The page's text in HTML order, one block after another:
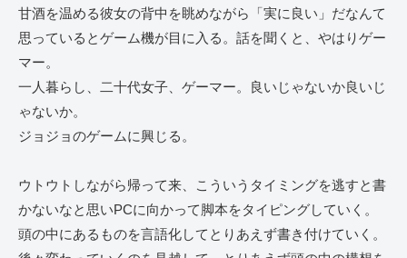
甘酒を温める彼女の背中を眺めながら「実に良い」だなんて
思っているとゲーム機が目に入る。話を聞くと、やはりゲー
マー。
一人暮らし、二十代女子、ゲーマー。良いじゃないか良いじ
ゃないか。
ジョジョのゲームに興じる。
ウトウトしながら帰って来、こういうタイミングを逃すと書
かないなと思いPCに向かって脚本をタイピングしていく。
頭の中にあるものを言語化してとりあえず書き付けていく。